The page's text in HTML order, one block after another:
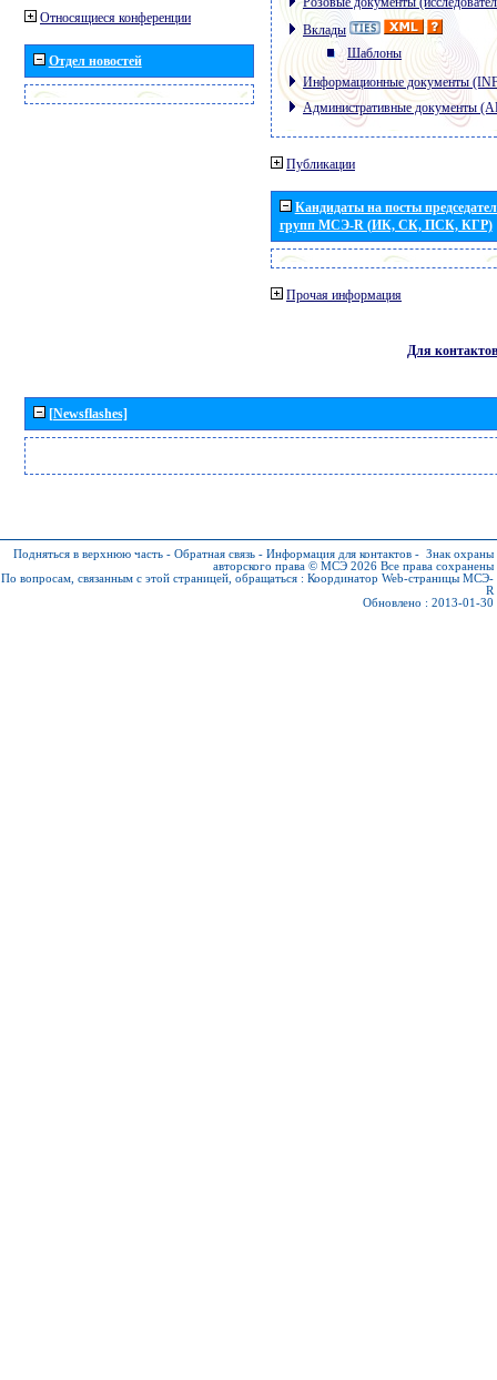
Относящиеся конференции
Отдел новостей
Вклады
Шаблоны
Информационные документы
Административные документы
Публикации
Кандидаты на посты
групп МСЭ-R (ИК, СК, ПСК, КГР)
Прочая информация
Для контактов
[Newsflashes]
Подняться в верхнюю часть - Обратная связь - Информация для контактов - Знак охраны
авторского права © МСЭ 2026 Все права сохранены
По вопросам, связанным с этой страницей, обращаться : Координатор Web-страницы МСЭ-
R
Обновлено : 2013-01-30